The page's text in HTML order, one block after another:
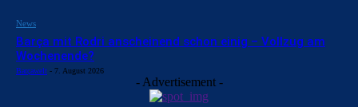
News
Barça mit Rodri anscheinend schon einig – Vollzug am
Wochenende?
Barçawelt - 7. August 2026
- Advertisement -